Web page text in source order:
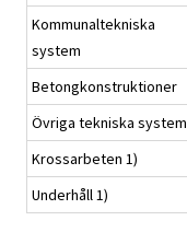
Kommunaltekniska
system
Betongkonstruktioner
Övriga tekniska system
Krossarbeten 1)
Underhåll 1)